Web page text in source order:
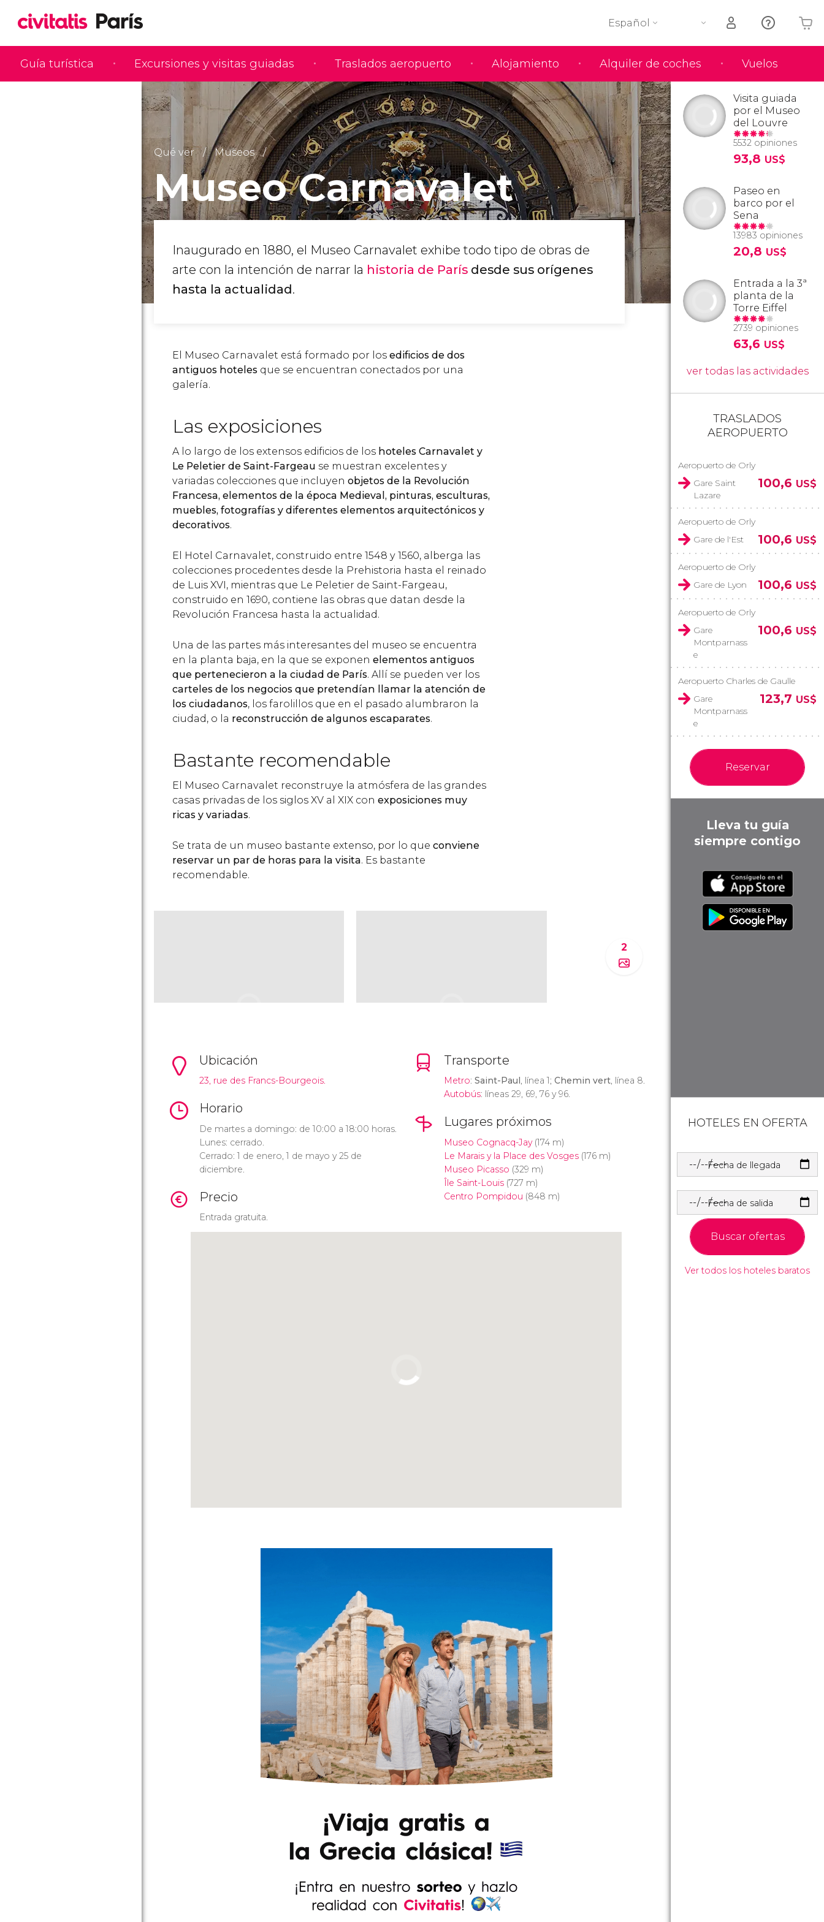
Guía turística Excursiones y visitas guiadas Traslados aeropuerto Alojamiento Alquiler de coches Vuelos
Español
Tu carrito está vacío
Qué ver Museos
Museo Carnavalet
Inaugurado en 1880, el Museo Carnavalet exhibe todo tipo de obras de
arte con la intención de narrar la historia de París desde sus orígenes
hasta la actualidad.
El Museo Carnavalet está formado por los edificios de dos
antiguos hoteles que se encuentran conectados por una
galería.
Las exposiciones
A lo largo de los extensos edificios de los hoteles Carnavalet y
Le Peletier de Saint-Fargeau se muestran excelentes y
variadas colecciones que incluyen objetos de la Revolución
Francesa, elementos de la época Medieval, pinturas, esculturas,
muebles, fotografías y diferentes elementos arquitectónicos y
decorativos.
El Hotel Carnavalet, construido entre 1548 y 1560, alberga las
colecciones procedentes desde la Prehistoria hasta el reinado
de Luis XVI, mientras que Le Peletier de Saint-Fargeau,
construido en 1690, contiene las obras que datan desde la
Revolución Francesa hasta la actualidad.
Una de las partes más interesantes del museo se encuentra
en la planta baja, en la que se exponen elementos antiguos
que pertenecieron a la ciudad de París. Allí se pueden ver los
carteles de los negocios que pretendían llamar la atención de
los ciudadanos, los farolillos que en el pasado alumbraron la
ciudad, o la reconstrucción de algunos escaparates.
Bastante recomendable
El Museo Carnavalet reconstruye la atmósfera de las grandes
casas privadas de los siglos XV al XIX con exposiciones muy
ricas y variadas.
Se trata de un museo bastante extenso, por lo que conviene
reservar un par de horas para la visita. Es bastante
recomendable.
2
Ubicación
23, rue des Francs-Bourgeois.
Horario
De martes a domingo: de 10:00 a 18:00 horas.
Lunes: cerrado.
Cerrado: 1 de enero, 1 de mayo y 25 de
diciembre.
Precio
Entrada gratuita.
Transporte
Metro: Saint-Paul , línea 1; Chemin vert, línea 8.
Autobús: líneas 29, 69, 76 y 96.
Lugares próximos
Museo Cognacq-Jay(174 m)
Le Marais y la Place des Vosges(176 m)
Museo Picasso (329 m)
Île Saint-Louis(727 m)
Centro Pompidou (848 m)
Visita guiada
por el Museo
del Louvre
5532 opiniones
93,8 US$
Paseo en
barco por el
Sena
13983 opiniones
20,8 US$
Entrada a la 3ª
planta de la
Torre Eiffel
2739 opiniones
63,6 US$
ver todas las actividades
TRASLADOS
AEROPUERTO
Aeropuerto de Orly
Gare Saint
Lazare
100,6 US$
Aeropuerto de Orly
Gare de l'Est
100,6 US$
Aeropuerto de Orly
Gare de Lyon
100,6 US$
Aeropuerto de Orly
Gare
Montparnass
e
100,6 US$
Aeropuerto Charles de Gaulle
Gare
Montparnass
e
123,7 US$
Reservar
Lleva tu guía
siempre contigo
HOTELES EN OFERTA
Fecha de llegada
Fecha de salida
Buscar ofertas
Ver todos los hoteles baratos